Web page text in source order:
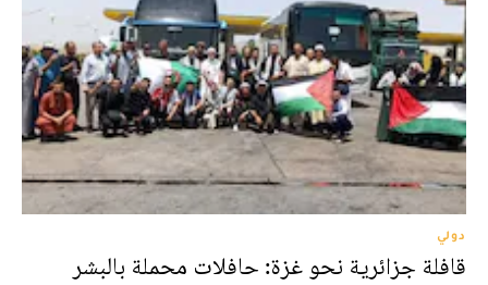
دولي
قافلة جزائرية نحو غزة: حافلات محملة بالبشر